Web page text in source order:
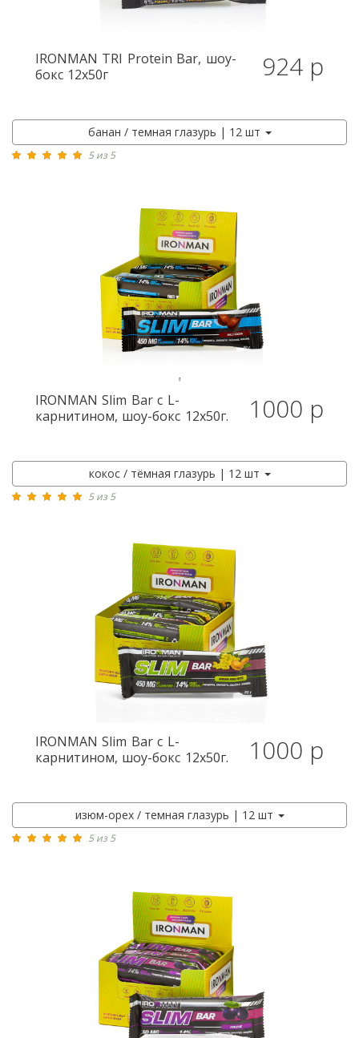
IRONMAN TRI Protein Bar, шоу-
бокс 12x50г
924 р
банан / темная глазурь | 12 шт
5 из 5
IRONMAN Slim Bar с L-
карнитином, шоу-бокс 12x50г.
1000 р
кокос / тёмная глазурь | 12 шт
5 из 5
IRONMAN Slim Bar с L-
карнитином, шоу-бокс 12x50г.
1000 р
изюм-орех / темная глазурь | 12 шт
5 из 5